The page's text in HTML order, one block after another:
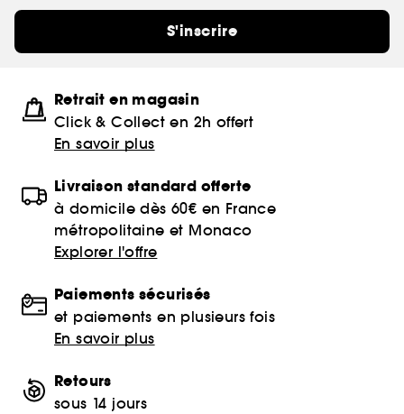
S'inscrire
Retrait en magasin
Click & Collect en 2h offert
En savoir plus
Livraison standard offerte
à domicile dès 60€ en France
métropolitaine et Monaco
Explorer l'offre
Paiements sécurisés
et paiements en plusieurs fois
En savoir plus
Retours
sous 14 jours